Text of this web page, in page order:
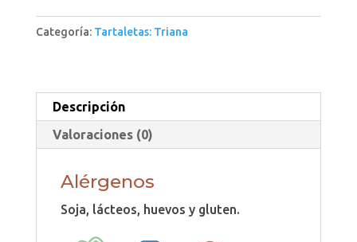
cantidad
Categoría: Tartaletas: Triana
Descripción
Valoraciones (0)
Alérgenos
Soja, lácteos, huevos y gluten.